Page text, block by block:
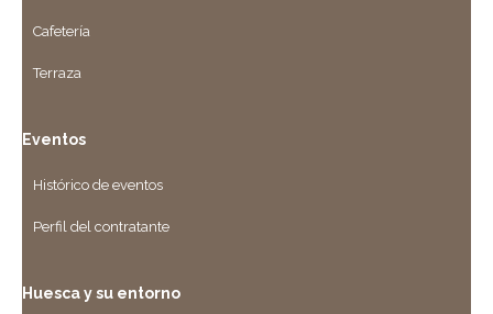
Cafetería
Terraza
Eventos
Histórico de eventos
Perfil del contratante
Huesca y su entorno